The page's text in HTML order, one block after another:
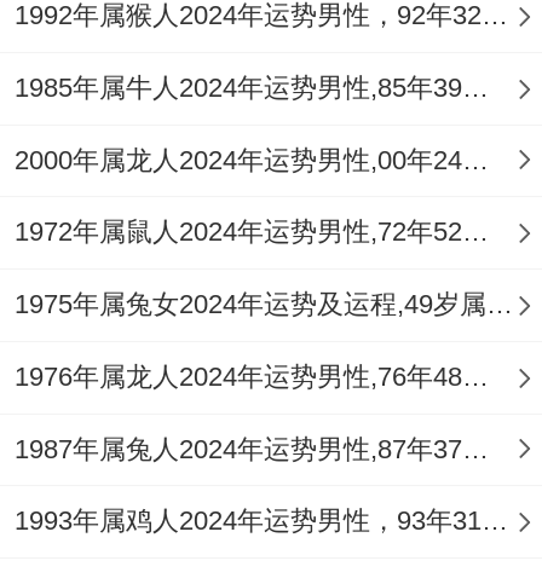
征，将工作按部就班，但突破瓶颈难，虽勤
奋努力，唯晋升速度缓，随环境变化，那适
参加培训课程，就积累更多经历 ，即等待时
通上级认可，从细节处着手，正展现专业
性，作踏实肯干，其事业稳固，她说创新思
整岗位，值中年时期，当平衡家庭，起事业
1992年属猴人2024年运势男性，92年32岁属猴男2024年每月运程怎么样
1985年属牛人2024年运势男性,85年39岁属牛男2024年每月运程怎么样
2000年属龙人2024年运势男性,00年24岁属龙男2024年每月运程怎么样
1972年属鼠人2024年运势男性,72年52岁属鼠男2024年每月运程怎么样
1975年属兔女2024年运势及运程,49岁属兔人2024全年每月运势女性如何
1976年属龙人2024年运势男性,76年48岁属龙男2024年每月运程怎么样
1987年属兔人2024年运势男性,87年37岁属兔男2024年每月运程怎么样
1993年属鸡人2024年运势男性，93年31岁属鸡男2024年每月运程怎么样